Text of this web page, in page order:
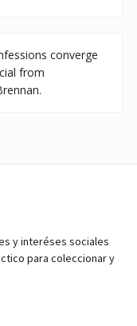
converge
from
y interéses sociales
para coleccionar y